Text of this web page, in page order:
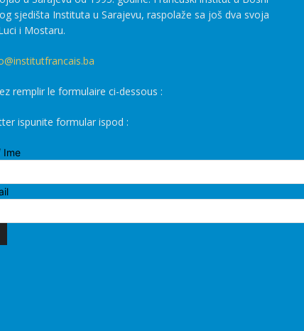
sjedišta Instituta u Sarajevu, raspolaže sa još dva svoja
i Mostaru.
remplir le formulaire ci-dessous :
ispunite formular ispod :
Ime